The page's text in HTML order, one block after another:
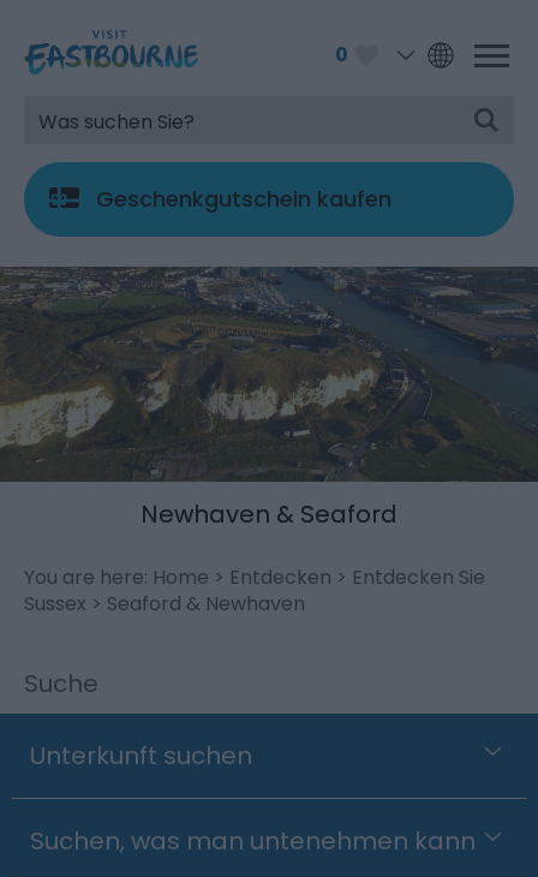
0
Geschenkgutschein kaufen
Newhaven & Seaford
You are here: Home > Entdecken > Entdecken Sie
Sussex > Seaford & Newhaven
Suche
Unterkunft suchen
Suchen, was man untenehmen kann